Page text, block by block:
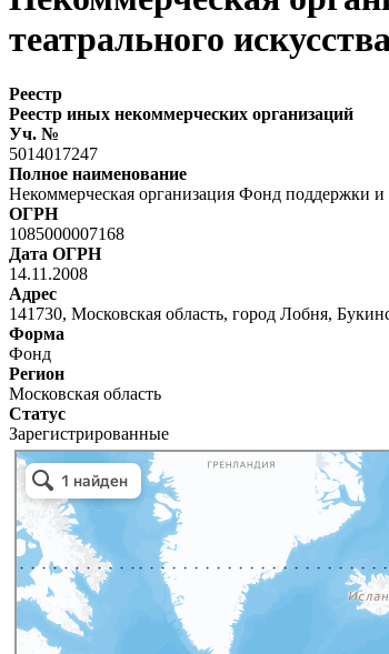
театрального
Реестр
Реестр иных некоммерческих организаций
Уч. №
5014017247
Полное наименование
Некоммерческая организация Фонд поддержки и
ОГРН
1085000007168
Дата ОГРН
14.11.2008
Адрес
141730, Московская область, город Лобня,
Форма
Фонд
Регион
Московская область
Статус
Зарегистрированные